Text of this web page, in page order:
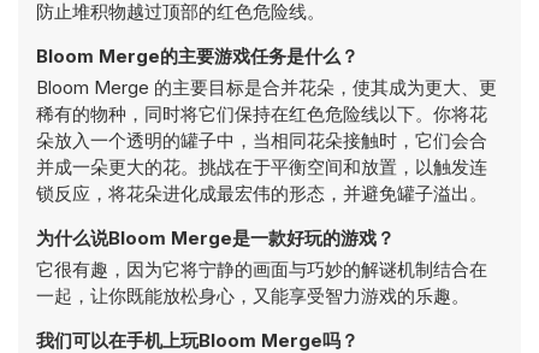
防止堆积物越过顶部的红色危险线。
Bloom Merge的主要游戏任务是什么？
Bloom Merge 的主要目标是合并花朵，使其成为更大、更
稀有的物种，同时将它们保持在红色危险线以下。你将花
朵放入一个透明的罐子中，当相同花朵接触时，它们会合
并成一朵更大的花。挑战在于平衡空间和放置，以触发连
锁反应，将花朵进化成最宏伟的形态，并避免罐子溢出。
为什么说Bloom Merge是一款好玩的游戏？
它很有趣，因为它将宁静的画面与巧妙的解谜机制结合在
一起，让你既能放松身心，又能享受智力游戏的乐趣。
我们可以在手机上玩Bloom Merge吗？